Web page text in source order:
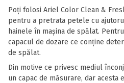
Poți folosi Ariel Color Clean &
pentru a pretrata petele cu
hainele în mașina de spălat.
capacul de dozare ce conține
de spălat.
Din motive ce privesc mediul
un capac de măsurare, dar